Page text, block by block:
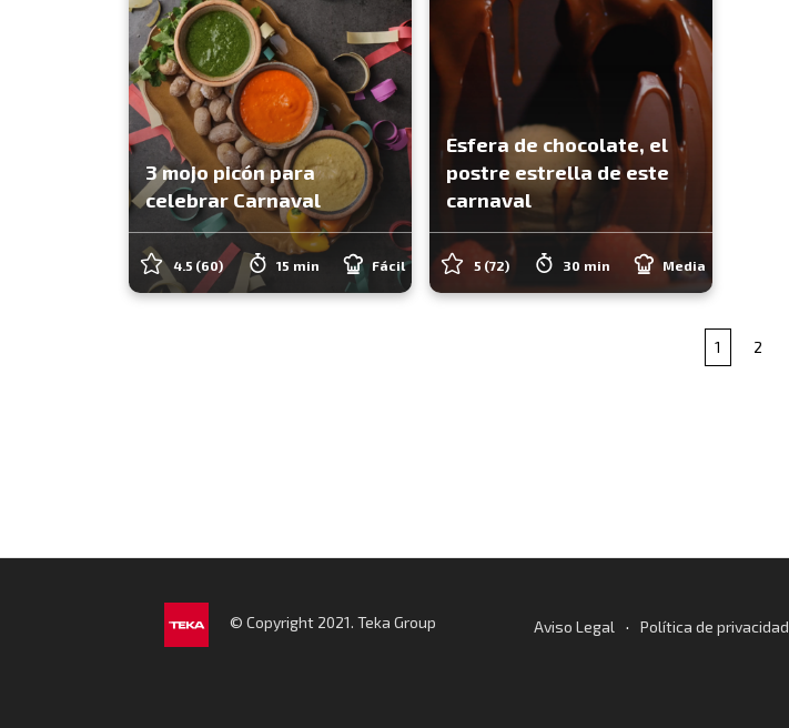
3 mojo picón para
celebrar Carnaval
4.5 (60) 15 min Fácil
Esfera de chocolate, el
postre estrella de este
carnaval
5 (72) 30 min Media
1 2
© Copyright 2021. Teka Group Aviso Legal · Política de privacidad